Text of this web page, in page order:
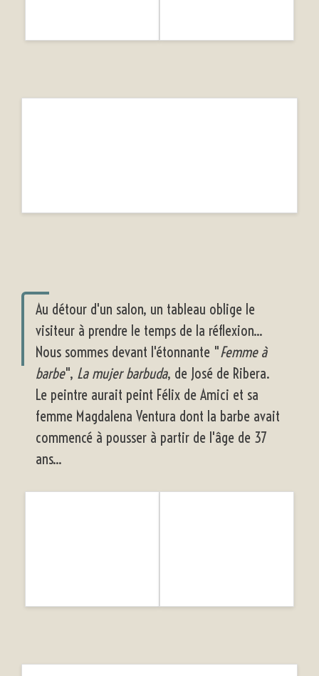
Au détour d'un salon, un tableau oblige le
visiteur à prendre le temps de la réflexion...
Nous sommes devant l'étonnante "Femme à
barbe", La mujer barbuda, de José de Ribera.
Le peintre aurait peint Félix de Amici et sa
femme Magdalena Ventura dont la barbe avait
commencé à pousser à partir de l'âge de 37
ans...